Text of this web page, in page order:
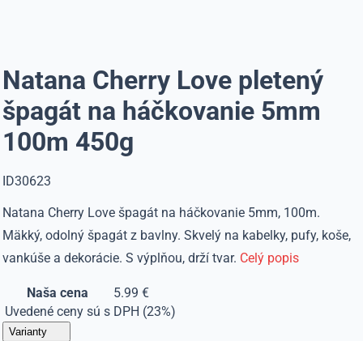
Natana Cherry Love pletený
špagát na háčkovanie 5mm
100m 450g
ID30623
Natana Cherry Love špagát na háčkovanie 5mm, 100m.
Mäkký, odolný špagát z bavlny. Skvelý na kabelky, pufy, koše,
vankúše a dekorácie. S výplňou, drží tvar. Celý popis
Naša cena
5.99 €
Uvedené ceny sú s DPH (23%)
Varianty